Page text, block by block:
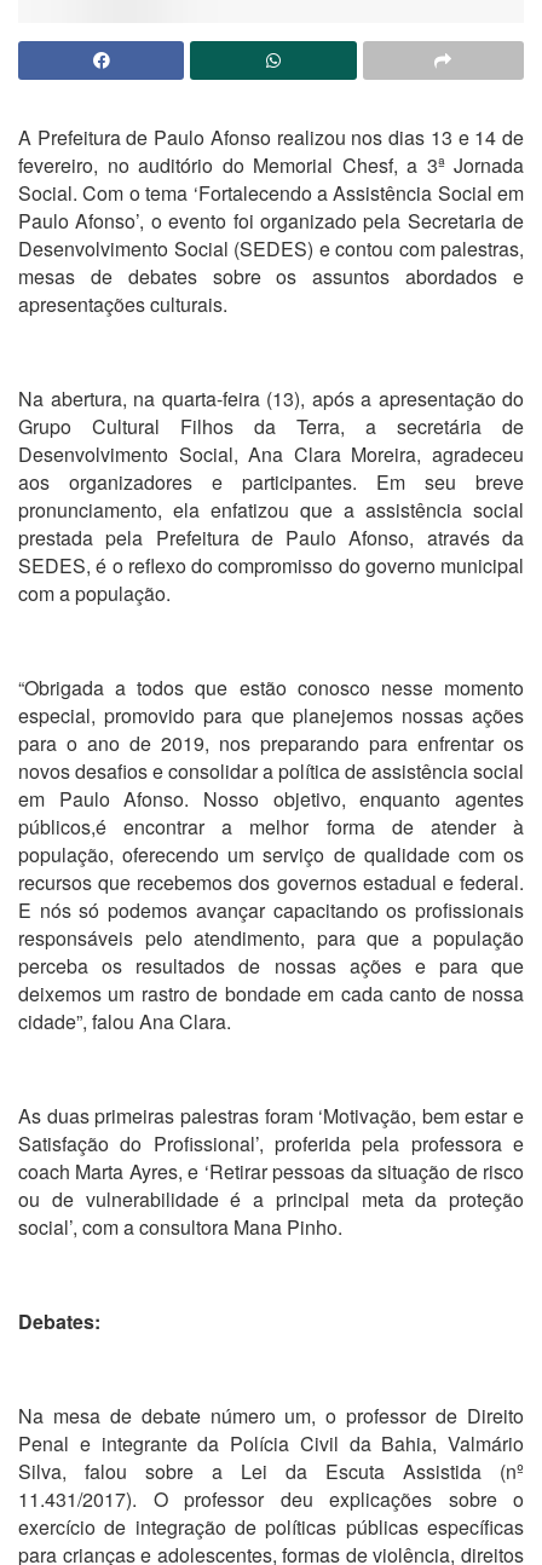
A Prefeitura de Paulo Afonso realizou nos dias 13 e 14 de
fevereiro, no auditório do Memorial Chesf, a 3ª Jornada
Social. Com o tema ‘Fortalecendo a Assistência Social em
Paulo Afonso’, o evento foi organizado pela Secretaria de
Desenvolvimento Social (SEDES) e contou com palestras,
mesas de debates sobre os assuntos abordados e
apresentações culturais.
Na abertura, na quarta-feira (13), após a apresentação do
Grupo Cultural Filhos da Terra, a secretária de
Desenvolvimento Social, Ana Clara Moreira, agradeceu
aos organizadores e participantes. Em seu breve
pronunciamento, ela enfatizou que a assistência social
prestada pela Prefeitura de Paulo Afonso, através da
SEDES, é o reflexo do compromisso do governo municipal
com a população.
“Obrigada a todos que estão conosco nesse momento
especial, promovido para que planejemos nossas ações
para o ano de 2019, nos preparando para enfrentar os
novos desafios e consolidar a política de assistência social
em Paulo Afonso. Nosso objetivo, enquanto agentes
públicos,é encontrar a melhor forma de atender à
população, oferecendo um serviço de qualidade com os
recursos que recebemos dos governos estadual e federal.
E nós só podemos avançar capacitando os profissionais
responsáveis pelo atendimento, para que a população
perceba os resultados de nossas ações e para que
deixemos um rastro de bondade em cada canto de nossa
cidade”, falou Ana Clara.
As duas primeiras palestras foram ‘Motivação, bem estar e
Satisfação do Profissional’, proferida pela professora e
coach Marta Ayres, e ‘Retirar pessoas da situação de risco
ou de vulnerabilidade é a principal meta da proteção
social’, com a consultora Mana Pinho.
Debates:
Na mesa de debate número um, o professor de Direito
Penal e integrante da Polícia Civil da Bahia, Valmário
Silva, falou sobre a Lei da Escuta Assistida (nº
11.431/2017). O professor deu explicações sobre o
exercício de integração de políticas públicas específicas
para crianças e adolescentes, formas de violência, direitos